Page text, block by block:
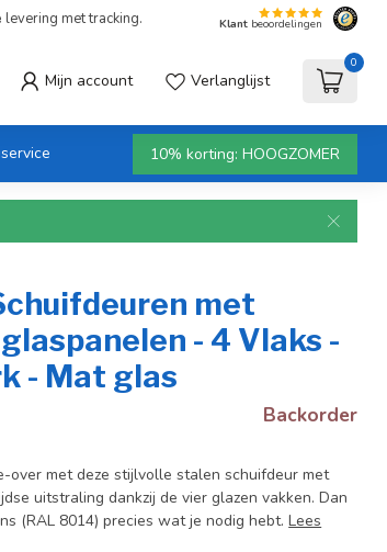
levering met tracking. Klant beoordelingen
Mijn account Verlanglijst
0
10% korting: HOOGZOMER
met
- 4 Vlaks -
- Mat glas
Backorder
over met deze stijlvolle stalen schuifdeur met
uitstraling dankzij de vier glazen vakken. Dan
(RAL 8014) precies wat je nodig hebt.Lees